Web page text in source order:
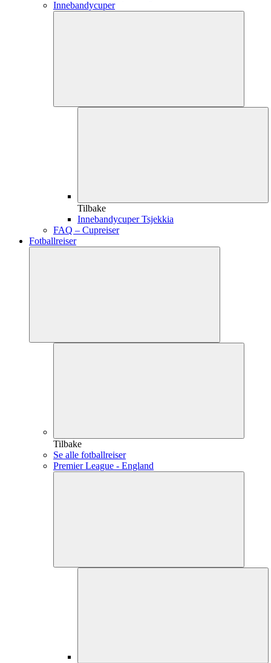
Innebandycuper
Tilbake
Innebandycuper Tsjekkia
FAQ – Cupreiser
Fotballreiser
Tilbake
Se alle fotballreiser
Premier League - England